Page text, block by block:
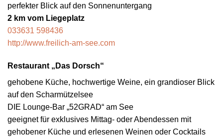
perfekter Blick auf den Sonnenuntergang
2 km vom Liegeplatz
033631 598436
http://www.freilich-am-see.com
Restaurant „Das Dorsch“
gehobene Küche, hochwertige Weine, ein grandioser Blick
auf den Scharmützelsee
DIE Lounge-Bar „52GRAD“ am See
geeignet für exklusives Mittag- oder Abendessen mit
gehobener Küche und erlesenen Weinen oder Cocktails